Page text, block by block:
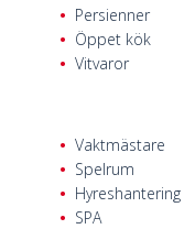
Persienner
Öppet kök
Vitvaror
Vaktmästare
Spelrum
Hyreshantering
SPA